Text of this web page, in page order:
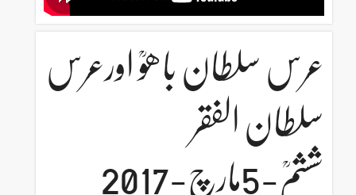
عرس سلطان باھوؒ اورعرس
سلطان الفقر
ششمؒ-5مارچ-2017